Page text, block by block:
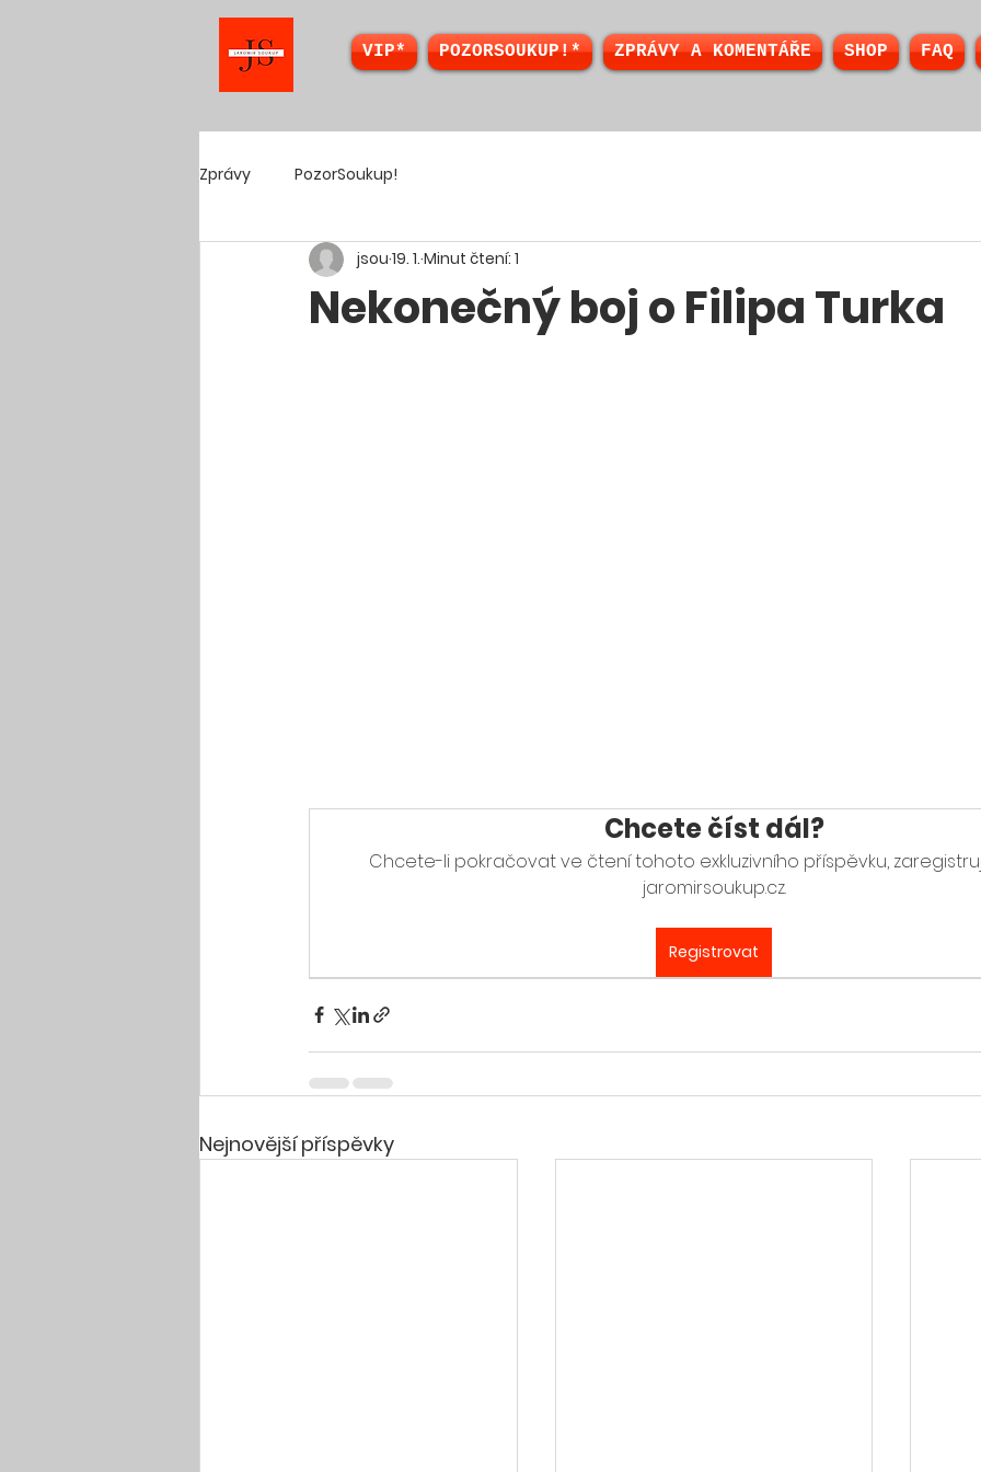
VIP* POZORSOUKUP!* ZPRÁVY A KOMENTÁŘE SHOP FAQ
Zprávy PozorSoukup!
Nekonečný boj o Filipa Turka
jsou 19. 1. Minut čtení: 1
Chcete číst dál?
Chcete-li pokračovat ve čtení tohoto exkluzivního příspěvku,
jaromirsoukup.cz.
Registrovat
Nejnovější příspěvky